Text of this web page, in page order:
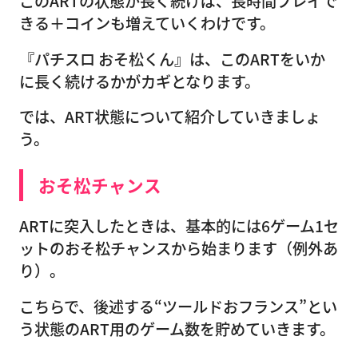
きる＋コインも増えていくわけです。
『パチスロ おそ松くん』は、このARTをいか
に長く続けるかがカギとなります。
では、ART状態について紹介していきましょ
う。
おそ松チャンス
ARTに突入したときは、基本的には6ゲーム1セ
ットのおそ松チャンスから始まります（例外あ
り）。
こちらで、後述する“ツールドおフランス”とい
う状態のART用のゲーム数を貯めていきます。